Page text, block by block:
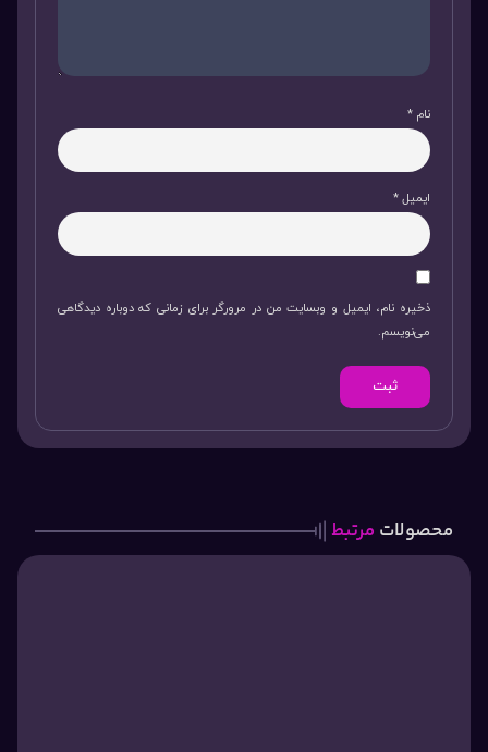
نام *
ایمیل*
ذخیره نام، ایمیل و وبسایت من در مرورگر برای زمانی که دوباره دیدگاهی
می‌نویسم.
محصولات مرتبط